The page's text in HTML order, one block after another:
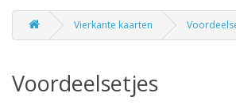
Vierkante kaarten
Voordeelsetjes